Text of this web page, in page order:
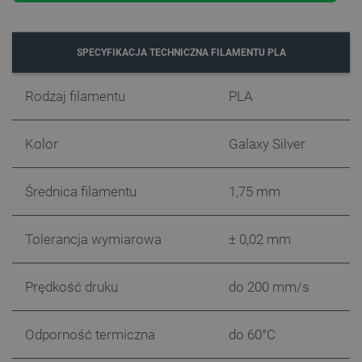
SPECYFIKACJA TECHNICZNA FILAMENTU PLA
Rodzaj filamentu PLA
Kolor Galaxy Silver
Średnica filamentu 1,75 mm
Tolerancja wymiarowa ± 0,02 mm
Prędkość druku do 200 mm/s
Odporność termiczna do 60°C
_lb
VISITOR_PRIVACY_METADATA
YouTube
Polityce prywatności Google